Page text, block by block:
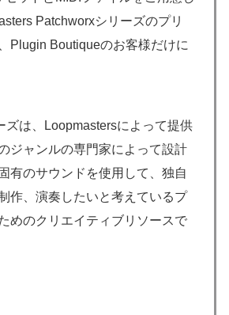
Patchworxシリーズのプリ
Plugin Boutiqueのお客様だけに
ズは、Loopmastersによって提供
ジャンルの専門家によって設計
有のサウンドを使用して、独自
作、演奏したいと考えているプ
めのクリエイティブリソースで